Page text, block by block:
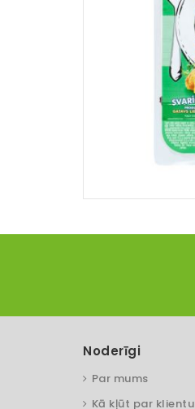
Noderīgi
Par mums
Kā kļūt par klientu